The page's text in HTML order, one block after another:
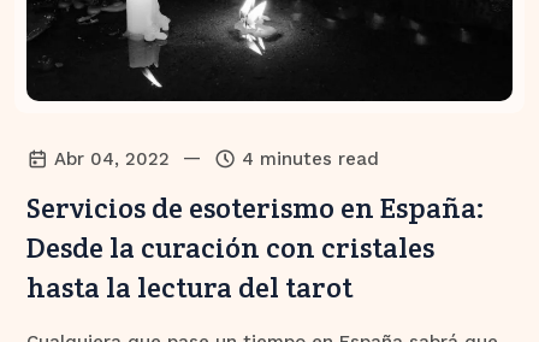
Abr 04, 2022 — 4 minutes read
Servicios de esoterismo en España:
Desde la curación con cristales
hasta la lectura del tarot